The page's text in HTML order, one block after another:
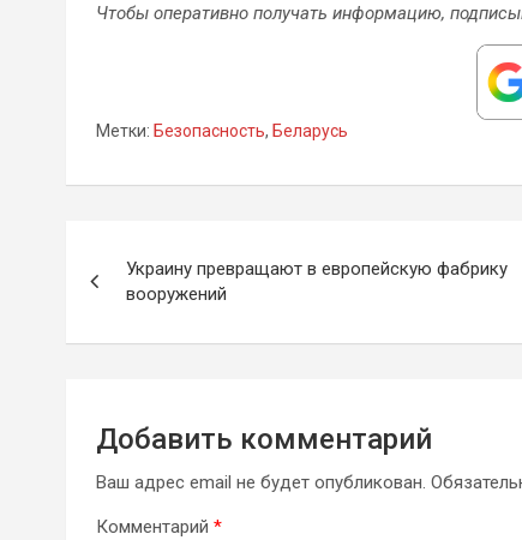
Чтобы оперативно получать информацию,
Метки: Безопасность, Беларусь
по
записям
Украину превращают в европейскую фабрику
вооружений
Добавить комментарий
Ваш адрес email не будет опубликован.
Комментарий *